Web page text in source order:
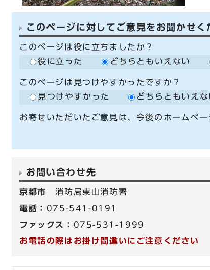
このページに対してご意見をお聞かせく
このページは役に立ちましたか？
役に立った
どちらともいえない
このページは見つけやすかったですか？
見つけやすかった
どちらともいえな
お寄せいただいたご意見は、今後のホームペー
お問い合わせ先
京都市消防局東山消防署
電話： 075-541-0191
ファックス： 075-531-1999
お電話の際はお掛け間違いにご注意ください